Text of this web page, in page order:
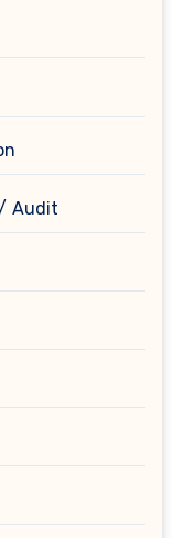
Audit